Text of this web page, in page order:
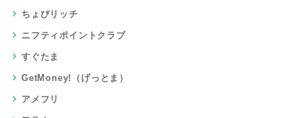
ちょびリッチ
ニフティポイントクラブ
すぐたま
GetMoney!（げっとま）
アメフリ